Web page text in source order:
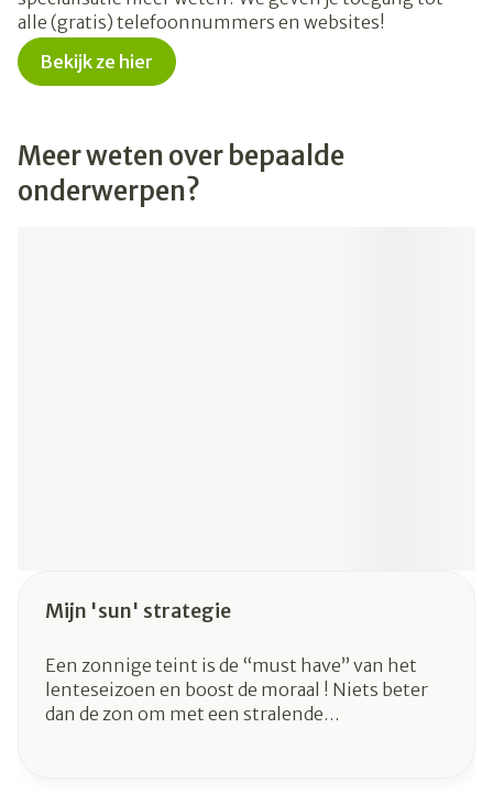
alle (gratis) telefoonnummers en websites!
Bekijk ze hier
Meer weten over bepaalde
onderwerpen?
Mijn 'sun' strategie
Een zonnige teint is de “must have” van het
lenteseizoen en boost de moraal ! Niets beter
dan de zon om met een stralende